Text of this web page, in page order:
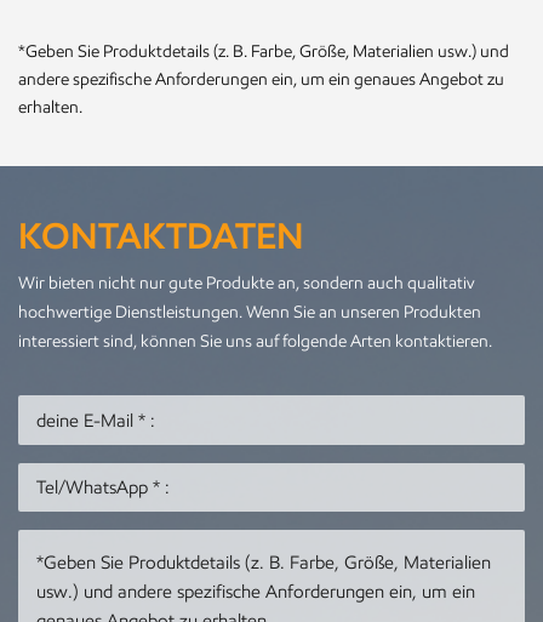
*Geben Sie Produktdetails (z. B. Farbe, Größe, Materialien usw.) und
andere spezifische Anforderungen ein, um ein genaues Angebot zu
erhalten.
KONTAKTDATEN
Wir bieten nicht nur gute Produkte an, sondern auch qualitativ
hochwertige Dienstleistungen. Wenn Sie an unseren Produkten
interessiert sind, können Sie uns auf folgende Arten kontaktieren.